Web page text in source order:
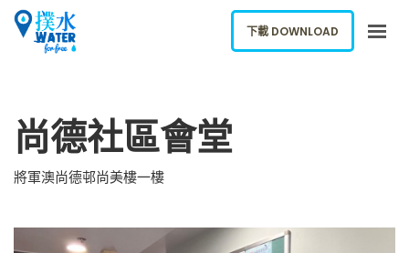
下載應用
ENGLISH
尚德社區會堂
將軍澳尚德邨尚美樓一樓
下載 DOWNLOAD